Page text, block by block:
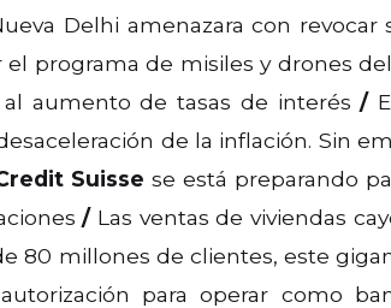
Delhi amenazara con
el programa de misiles y drones
al aumento de tasas de interés/
de la inflación. Sin
Suisse se está preparando
/Las ventas de viviendas
80 millones de clientes, este
para operar como